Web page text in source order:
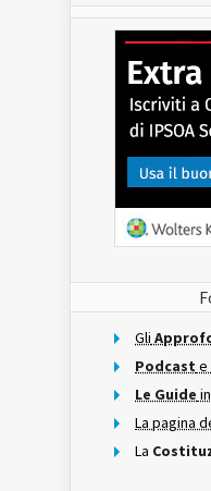
Gli
Podcast e
Le Guide
La pagina
La